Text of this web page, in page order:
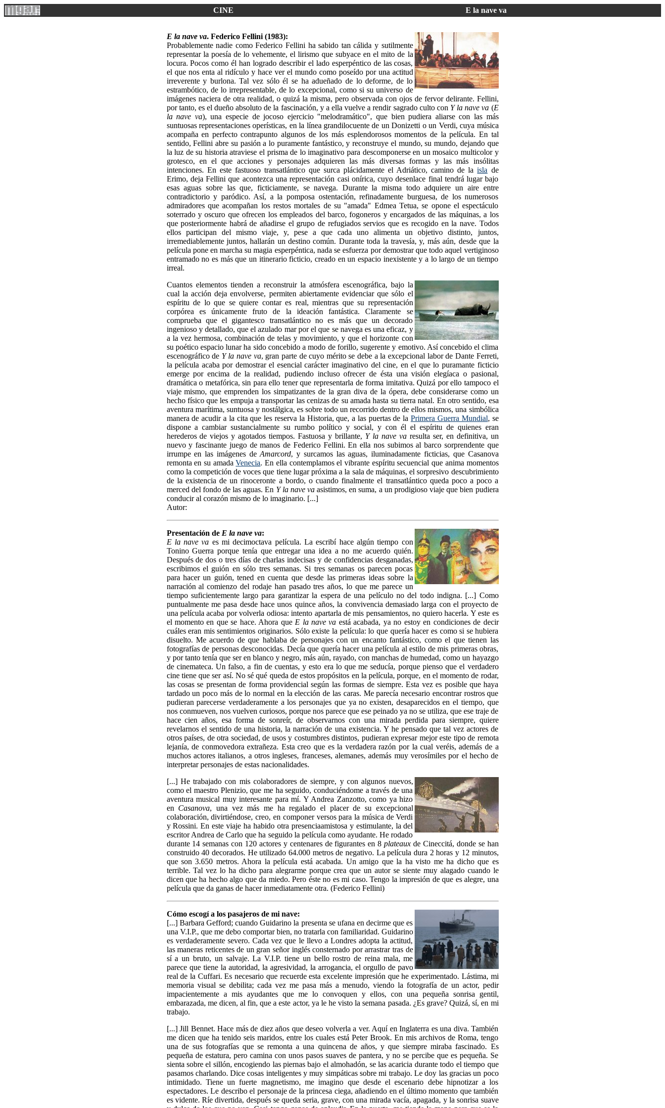
CINE E la nave va
E la nave va. Federico Fellini (1983):
Probablemente nadie como Federico Fellini ha sabido tan cálida y sutilmente
representar la poesía de lo vehemente, el lirismo que subyace en el mito de la
locura. Pocos como él han logrado describir el lado esperpéntico de las cosas,
el que nos enta al ridículo y hace ver el mundo como poseído por una actitud
irreverente y burlona. Tal vez sólo él se ha adueñado de lo deforme, de lo
estrambótico, de lo irrepresentable, de lo excepcional, como si su universo de
imágenes naciera de otra realidad, o quizá la misma, pero observada con ojos de fervor delirante. Fellini,
por tanto, es el dueño absoluto de la fascinación, y a ella vuelve a rendir sagrado culto con Y la nave va (E
la nave va), una especie de jocoso ejercicio "melodramático", que bien pudiera aliarse con las más
suntuosas representaciones operísticas, en la línea grandilocuente de un Donizetti o un Verdi, cuya música
acompaña en perfecto contrapunto algunos de los más esplendorosos momentos de la película. En tal
sentido, Fellini abre su pasión a lo puramente fantástico, y reconstruye el mundo, su mundo, dejando que
la luz de su historia atraviese el prisma de lo imaginativo para descomponerse en un mosaico multicolor y
grotesco, en el que acciones y personajes adquieren las más diversas formas y las más insólitas
intenciones. En este fastuoso transatlántico que surca plácidamente el Adriático, camino de laisla de
Erimo, deja Fellini que acontezca una representación casi onírica, cuyo desenlace final tendrá lugar bajo
esas aguas sobre las que, ficticiamente, se navega. Durante la misma todo adquiere un aire entre
contradictorio y paródico. Así, a la pomposa ostentación, refinadamente burguesa, de los numerosos
admiradores que acompañan los restos mortales de su "amada" Edmea Tetua, se opone el espectáculo
soterrado y oscuro que ofrecen los empleados del barco, fogoneros y encargados de las máquinas, a los
que posteriormente habrá de añadirse el grupo de refugiados servios que es recogido en la nave. Todos
ellos participan del mismo viaje, y, pese a que cada uno alimenta un objetivo distinto, juntos,
irremediablemente juntos, hallarán un destino común. Durante toda la travesía, y, más aún, desde que la
película pone en marcha su magia esperpéntica, nada se esfuerza por demostrar que todo aquel vertiginoso
entramado no es más que un itinerario ficticio, creado en un espacio inexistente y a lo largo de un tiempo
irreal.
Cuantos elementos tienden a reconstruir la atmósfera escenográfica, bajo la
cual la acción deja envolverse, permiten abiertamente evidenciar que sólo el
espíritu de lo que se quiere contar es real, mientras que su representación
corpórea es únicamente fruto de la ideación fantástica. Claramente se
comprueba que el gigantesco transatlántico no es más que un decorado
ingenioso y detallado, que el azulado mar por el que se navega es una eficaz, y
a la vez hermosa, combinación de telas y movimiento, y que el horizonte con
su poético espacio lunar ha sido concebido a modo de forillo, sugerente y emotivo. Así concebido el clima
escenográfico de Y la nave va, gran parte de cuyo mérito se debe a la excepcional labor de Dante Ferreti,
la película acaba por demostrar el esencial carácter imaginativo del cine, en el que lo puramante ficticio
emerge por encima de la realidad, pudiendo incluso ofrecer de ésta una visión elegíaca o pasional,
dramática o metafórica, sin para ello tener que representarla de forma imitativa. Quizá por ello tampoco el
viaje mismo, que emprenden los simpatizantes de la gran diva de la ópera, debe considerarse como un
hecho físico que les empuja a transportar las cenizas de su amada hasta su tierra natal. En otro sentido, esa
aventura marítima, suntuosa y nostálgica, es sobre todo un recorrido dentro de ellos mismos, una simbólica
manera de acudir a la cita que les reserva la Historia, que, a las puertas de laPrimera Guerra Mundial, se
dispone a cambiar sustancialmente su rumbo político y social, y con él el espíritu de quienes eran
herederos de viejos y agotados tiempos. Fastuosa y brillante, Y la nave varesulta ser, en definitiva, un
nuevo y fascinante juego de manos de Federico Fellini. En ella nos subimos al barco sorprendente que
irrumpe en las imágenes deAmarcord, y surcamos las aguas, iluminadamente ficticias, que Casanova
remonta en su amadaVenecia. En ella contemplamos el vibrante espíritu secuencial que anima momentos
como la competición de voces que tiene lugar próxima a la sala de máquinas, el sorpresivo descubrimiento
de la existencia de un rinoceronte a bordo, o cuando finalmente el transatlántico queda poco a poco a
merced del fondo de las aguas. En Y la nave va asistimos, en suma, a un prodigioso viaje que bien pudiera
conducir al corazón mismo de lo imaginario. [...]
Autor:
Presentación de E la nave va:
E la nave va es mi decimoctava película. La escribí hace algún tiempo con
Tonino Guerra porque tenía que entregar una idea a no me acuerdo quién.
Después de dos o tres días de charlas indecisas y de confidencias desganadas,
escribimos el guión en sólo tres semanas. Si tres semanas os parecen pocas
para hacer un guión, tened en cuenta que desde las primeras ideas sobre la
narración al comienzo del rodaje han pasado tres años, lo que me parece un
tiempo suficientemente largo para garantizar la espera de una películo no del todo indigna. [...] Como
puntualmente me pasa desde hace unos quince años, la convivencia demasiado larga con el proyecto de
una película acaba por volverla odiosa: intento apartarla de mis pensamientos, no quiero hacerla. Y este es
el momento en que se hace. Ahora que E la nave va está acabada, ya no estoy en condiciones de decir
cuáles eran mis sentimientos originarios. Sólo existe la película: lo que quería hacer es como si se hubiera
disuelto. Me acuerdo de que hablaba de personajes con un encanto fantástico, como el que tienen las
fotografías de personas desconocidas. Decía que quería hacer una película al estilo de mis primeras obras,
y por tanto tenía que ser en blanco y negro, más aún, rayado, con manchas de humedad, como un hayazgo
de cinemateca. Un falso, a fin de cuentas, y esto era lo que me seducía, porque pienso que el verdadero
cine tiene que ser así. No sé qué queda de estos propósitos en la película, porque, en el momento de rodar,
las cosas se presentan de forma providencial según las formas de siempre. Esta vez es posible que haya
tardado un poco más de lo normal en la elección de las caras. Me parecía necesario encontrar rostros que
pudieran parecerse verdaderamente a los personajes que ya no existen, desaparecidos en el tiempo, que
nos conmueven, nos vuelven curiosos, porque nos parece que ese peinado ya no se utiliza, que ese traje de
hace cien años, esa forma de sonreír, de observarnos con una mirada perdida para siempre, quiere
revelarnos el sentido de una historia, la narración de una existencia. Y he pensado que tal vez actores de
otros países, de otra sociedad, de usos y costumbres distintos, pudieran expresar mejor este tipo de remota
lejanía, de conmovedora extrañeza. Esta creo que es la verdadera razón por la cual veréis, además de a
muchos actores italianos, a otros ingleses, franceses, alemanes, además muy verosímiles por el hecho de
interpretar personajes de estas nacionalidades.
[...] He trabajado con mis colaboradores de siempre, y con algunos nuevos,
como el maestro Plenizio, que me ha seguido, conduciéndome a través de una
aventura musical muy interesante para mí. Y Andrea Zanzotto, como ya hizo
en Casanova, una vez más me ha regalado el placer de su excepcional
colaboración, divirtiéndose, creo, en componer versos para la música de Verdi
y Rossini. En este viaje ha habido otra presenciaamistosa y estimulante, la del
escritor Andrea de Carlo que ha seguido la película como ayudante. He rodado
durante 14 semanas con 120 actores y centenares de figurantes en 8plateaux de Cineccitá, donde se han
construido 40 decorados. He utilizado 64.000 metros de negativo. La película dura 2 horas y 12 minutos,
que son 3.650 metros. Ahora la película está acabada. Un amigo que la ha visto me ha dicho que es
terrible. Tal vez lo ha dicho para alegrarme porque crea que un autor se siente muy alagado cuando le
dicen que ha hecho algo que da miedo. Pero éste no es mi caso. Tengo la impresión de que es alegre, una
película que da ganas de hacer inmediatamente otra. (Federico Fellini)
Cómo escogí a los pasajeros de mi nave:
[...] Barbara Gefford; cuando Guidarino la presenta se ufana en decirme que es
una V.I.P., que me debo comportar bien, no tratarla con familiaridad. Guidarino
es verdaderamente severo. Cada vez que le llevo a Londres adopta la actitud,
las maneras reticentes de un gran señor inglés consternado por arrastrar tras de
sí a un bruto, un salvaje. La V.I.P. tiene un bello rostro de reina mala, me
parece que tiene la autoridad, la agresividad, la arrogancia, el orgullo de pavo
real de la Cuffari. Es necesario que recuerde esta excelente impresión que he experimentado. Lástima, mi
memoria visual se debilita; cada vez me pasa más a menudo, viendo la fotografía de un actor, pedir
impacientemente a mis ayudantes que me lo convoquen y ellos, con una pequeña sonrisa gentil,
embarazada, me dicen, al fin, que a este actor, ya le he visto la semana pasada. ¿Es grave? Quizá, sí, en mi
trabajo.
[...] Jill Bennet. Hace más de diez años que deseo volverla a ver. Aquí en Inglaterra es una diva. También
me dicen que ha tenido seis maridos, entre los cuales está Peter Brook. En mis archivos de Roma, tengo
una de sus fotografías que se remonta a una quincena de años, y que siempre miraba fascinado. Es
pequeña de estatura, pero camina con unos pasos suaves de pantera, y no se percibe que es pequeña. Se
sienta sobre el sillón, encogiendo las piernas bajo el almohadón, se las acaricia durante todo el tiempo que
pasamos charlando. Dice cosas inteligentes y muy simpáticas sobre mi trabajo. Le doy las gracias un poco
intimidado. Tiene un fuerte magnetismo, me imagino que desde el escenario debe hipnotizar a los
espectadores. Le describo el personaje de la princesa ciega, añadiendo en el último momento que también
es vidente. Ríe divertida, después se queda seria, grave, con una mirada vacía, apagada, y la sonrisa suave